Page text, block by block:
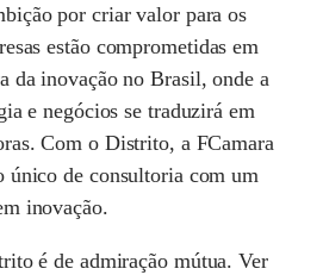
por criar valor para os
estão comprometidas em
da inovação no Brasil, onde a
e negócios se traduzirá em
Com o Distrito, a FCamara
único de consultoria com um
inovação.
é de admiração mútua. Ver